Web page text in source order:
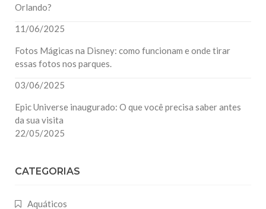
Orlando?
11/06/2025
Fotos Mágicas na Disney: como funcionam e onde tirar
essas fotos nos parques.
03/06/2025
Epic Universe inaugurado: O que você precisa saber antes
da sua visita
22/05/2025
CATEGORIAS
Aquáticos